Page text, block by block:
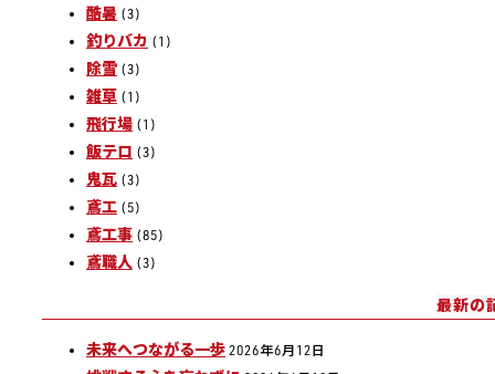
酷暑 (3)
釣りバカ (1)
除雪 (3)
雑草 (1)
飛行場 (1)
飯テロ (3)
鬼瓦 (3)
鳶工 (5)
鳶工事 (85)
鳶職人 (3)
最新の
未来へつながる一歩2026年6月12日